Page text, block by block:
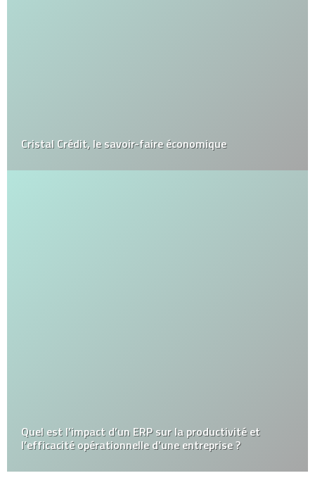
Cristal Crédit, le savoir-faire économique
Quel est l’impact d’un ERP sur la productivité et
l’efficacité opérationnelle d’une entreprise ?